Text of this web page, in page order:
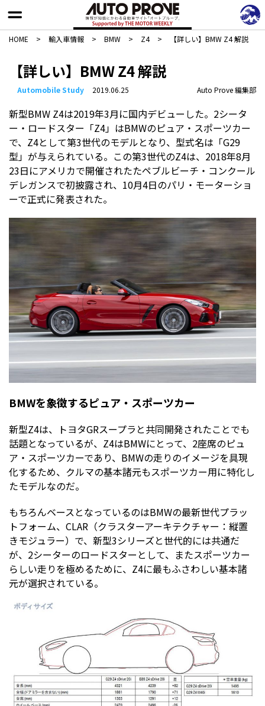
HOME > 輸入車情報 > BMW > Z4 > 【詳しい】BMW Z4 解説
【詳しい】BMW Z4 解説
Automobile Study 2019.06.25 Auto Prove 編集部
新型BMW Z4は2019年3月に国内デビューした。2シータ
ー・ロードスター「Z4」はBMWのピュア・スポーツカー
で、Z4として第3世代のモデルとなり、型式名は「G29
型」が与えられている。この第3世代のZ4は、2018年8月
23日にアメリカで開催されたたペブルビーチ・コンクール
デレガンスで初披露され、10月4日のパリ・モーターショ
ーで正式に発表された。
BMWを象徴するピュア・スポーツカー
新型Z4は、トヨタGRスープラと共同開発されたことでも
話題となっているが、Z4はBMWにとって、2座席のピュ
ア・スポーツカーであり、BMWの走りのイメージを具現
化するため、クルマの基本諸元もスポーツカー用に特化し
たモデルなのだ。
もちろんベースとなっているのはBMWの最新世代プラッ
トフォーム、CLAR（クラスターアーキテクチャー：縦置
きモジュラー）で、新型3シリーズと世代的には共通だ
が、2シーターのロードスターとして、またスポーツカー
らしい走りを極めるために、Z4に最もふさわしい基本諸
元が選択されている。